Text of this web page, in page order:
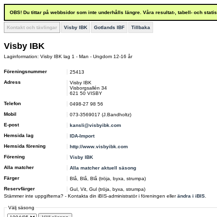
OBS! Du tittar på webbsidor som inte underhålls längre. Våra resultat-, tabell- och
Kontakt och tävlingar Visby IBK Gotlands IBF Tillbaka
Visby IBK
Laginformation: Visby IBK lag 1 - Man - Ungdom 12-16 år
Föreningsnummer
25413
Adress
Visby IBK
Visborgsallén 34
621 50 VISBY
Telefon
0498-27 98 56
Mobil
073-3569017 (J.Bandholtz)
E-post
kansli@visbyibk.com
Hemsida lag
IDA-Import
Hemsida förening
http://www.visbyibk.com
Förening
Visby IBK
Alla matcher
Alla matcher aktuell säsong
Färger
Blå, Blå, Blå (tröja, byxa, strumpa)
Reservfärger
Gul, Vit, Gul (tröja, byxa, strumpa)
Stämmer inte uppgifterna? - Kontakta din iBIS-administratör i föreningen ellerändra i iBIS
Välj säsong